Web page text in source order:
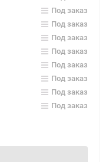
Под заказ
Под заказ
Под заказ
Под заказ
Под заказ
Под заказ
Под заказ
Под заказ